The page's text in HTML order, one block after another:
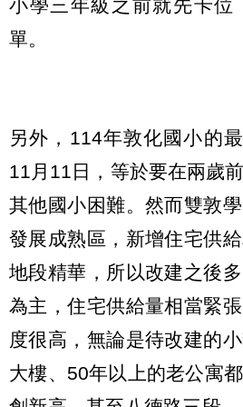
小學三年級之前就先卡位
單。
另外，114年敦化國小的
11月11日，等於要在兩歲
其他國小困難。然而雙敦
發展成熟區，新增住宅供
地段精華，所以改建之後
為主，住宅供給量相當緊
度很高，無論是待改建的
大樓、50年以上的老公寓